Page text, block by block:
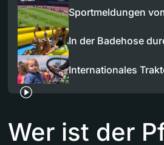
Sportmeldungen
In der Badehose
Internationales
Wer ist der